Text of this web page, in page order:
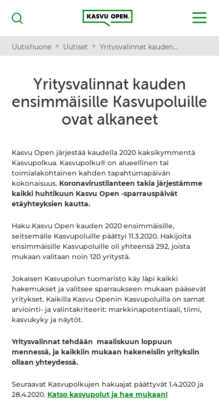
Haku
Kasvu Open
MENU
Uutishuone > Uutiset > Yritysvalinnat kauden ensimmäisille Kasvupoluille ovat alkaneet
Yritysvalinnat kauden
ensimmäisille Kasvupoluille
ovat alkaneet
Kasvu Open järjestää kaudella 2020 kaksikymmentä
Kasvupolkua. Kasvupolku® on alueellinen tai
toimialakohtainen kahden tapahtumapäivän
kokonaisuus. Koronavirustilanteen takia järjestämme
kaikki huhtikuun Kasvu Open -sparrauspäivät
etäyhteyksien kautta.
Haku Kasvu Open kauden 2020 ensimmäisille,
seitsemälle Kasvupoluille päättyi 11.3.2020. Hakijoita
ensimmäisille Kasvupoluille oli yhteensä 292, joista
mukaan valitaan noin 120 yritystä.
Jokaisen Kasvupolun tuomaristo käy läpi kaikki
hakemukset ja valitsee sparraukseen mukaan pääsevät
yritykset. Kaikilla Kasvu Openin Kasvupoluilla on samat
arviointi- ja valintakriteerit: markkinapotentiaali, tiimi,
kasvukyky ja näytöt.
Yritysvalinnat tehdään maaliskuun loppuun
mennessä, ja kaikkiin mukaan hakeneisiin yrityksiin
ollaan yhteydessä.
Seuraavat Kasvupolkujen hakuajat päättyvät 1.4.2020 ja
28.4.2020. Katso kasvupolut ja hae mukaan!